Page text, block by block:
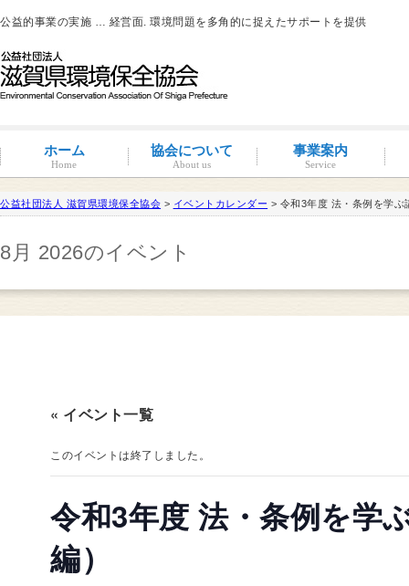
公益的事業の実施 … 経営面. 環境問題を多角的に捉えたサポートを提供
ホーム
Home
協会について
About us
概要と沿革
組織図・役員紹介
情報公開
コンプライアンス
事業案内
Service
コンプライアンス支援
地域連携事業
環境負荷低減活動支援
環境経営の支援
事業サポート
水処理分科会
派遣事業
水質
大気
土壌汚染
産業廃棄物
騒音・振動・悪臭防止
省エネルギー
ISO14001
その他
滋賀県条例関係
有機物分解装置
自動手洗い乾燥装置
新クリラック処理
会員一覧
入会案内
会員の特典
公益社団法人 滋賀県環境保全協会 > イベントカレンダー > 令和3年度 法・条例を学ぶ
8月 2026のイベント
« イベント一覧
このイベントは終了しました。
令和3年度 法・条例を学
編）